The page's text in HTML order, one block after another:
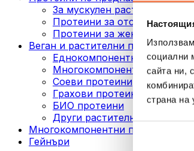
социални
сайта ни,
страна на
За мускулен растеж
Протеини за отслабване
Протеини за жени
Веган и растителни протеини
Еднокомпонентни веган
Многокомпонентни веган
Соеви протеини
Грахови протеини
БИО протеини
Други растителни протеини
Многокомпонентни протеини
Гейнъри